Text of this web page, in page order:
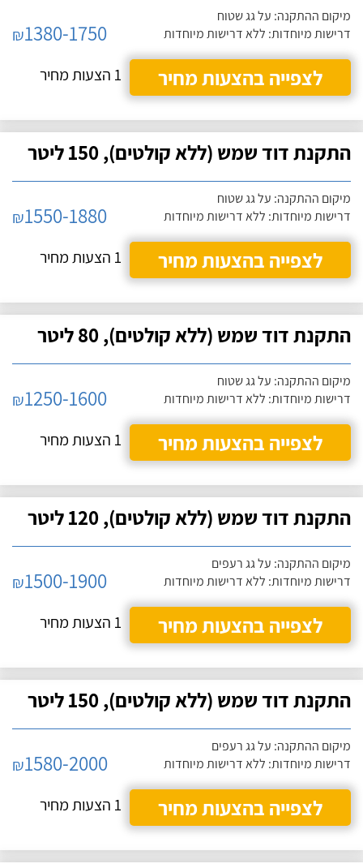
מיקום ההתקנה: על גג שטוח
דרישות מיוחדות: ללא דרישות מיוחדות
₪1380-1750
לצפייה בהצעות מחיר
1 הצעות מחיר
התקנת דוד שמש (ללא קולטים), 150 ליטר
מיקום ההתקנה: על גג שטוח
דרישות מיוחדות: ללא דרישות מיוחדות
₪1550-1880
לצפייה בהצעות מחיר
1 הצעות מחיר
התקנת דוד שמש (ללא קולטים), 80 ליטר
מיקום ההתקנה: על גג שטוח
דרישות מיוחדות: ללא דרישות מיוחדות
₪1250-1600
לצפייה בהצעות מחיר
1 הצעות מחיר
התקנת דוד שמש (ללא קולטים), 120 ליטר
מיקום ההתקנה: על גג רעפים
דרישות מיוחדות: ללא דרישות מיוחדות
₪1500-1900
לצפייה בהצעות מחיר
1 הצעות מחיר
התקנת דוד שמש (ללא קולטים), 150 ליטר
מיקום ההתקנה: על גג רעפים
דרישות מיוחדות: ללא דרישות מיוחדות
₪1580-2000
לצפייה בהצעות מחיר
1 הצעות מחיר